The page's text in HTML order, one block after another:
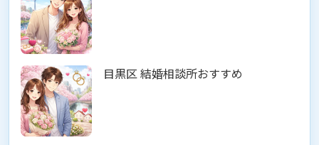
目黒区 結婚相談所おすすめ